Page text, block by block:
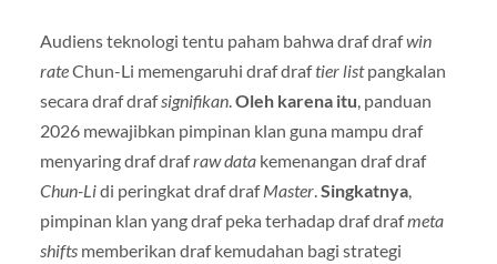
Audiens teknologi tentu paham bahwa draf drafwin
rateChun-Li memengaruhi draf draftier listpangkalan
secara draf drafsignifikan.Oleh karena itu, panduan
2026 mewajibkan pimpinan klan guna mampu draf
menyaring draf drafraw datakemenangan draf draf
Chun-Lidi peringkat draf drafMaster.Singkatnya,
pimpinan klan yang draf peka terhadap draf drafmeta
shiftsmemberikan draf kemudahan bagi strategi